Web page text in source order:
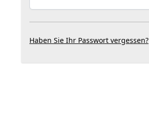
Haben Sie Ihr Passwort vergessen?